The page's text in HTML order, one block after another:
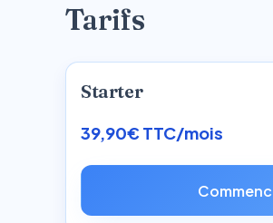
Tarifs
Starter
39,90€ TTC/mois